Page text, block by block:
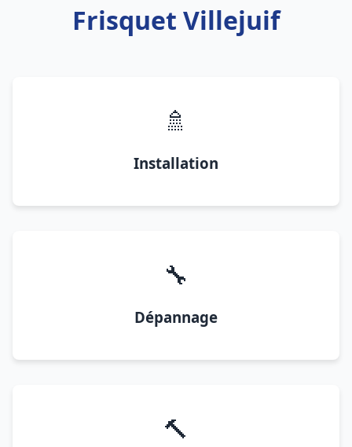
Frisquet Villejuif
🚿
Installation
🔧
Dépannage
🔨